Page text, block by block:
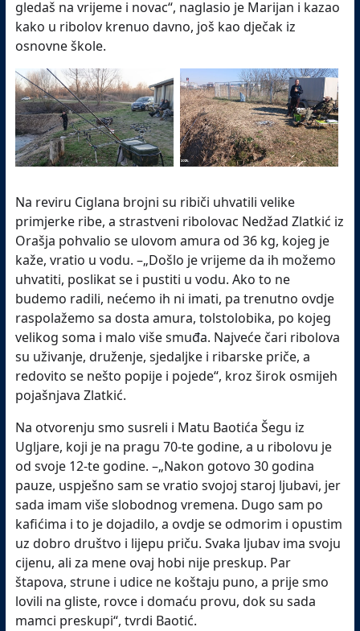
gledaš na vrijeme i novac“, naglasio je Marijan i kazao
kako u ribolov krenuo davno, još kao dječak iz
osnovne škole.
Na reviru Ciglana brojni su ribiči uhvatili velike
primjerke ribe, a strastveni ribolovac Nedžad Zlatkić iz
Orašja pohvalio se ulovom amura od 36 kg, kojeg je
kaže, vratio u vodu. –„Došlo je vrijeme da ih možemo
uhvatiti, poslikat se i pustiti u vodu. Ako to ne
budemo radili, nećemo ih ni imati, pa trenutno ovdje
raspolažemo sa dosta amura, tolstolobika, po kojeg
velikog soma i malo više smuđa. Najveće čari ribolova
su uživanje, druženje, sjedaljke i ribarske priče, a
redovito se nešto popije i pojede“, kroz širok osmijeh
pojašnjava Zlatkić.
Na otvorenju smo susreli i Matu Baotića Šegu iz
Ugljare, koji je na pragu 70-te godine, a u ribolovu je
od svoje 12-te godine. –„Nakon gotovo 30 godina
pauze, uspješno sam se vratio svojoj staroj ljubavi, jer
sada imam više slobodnog vremena. Dugo sam po
kafićima i to je dojadilo, a ovdje se odmorim i opustim
uz dobro društvo i lijepu priču. Svaka ljubav ima svoju
cijenu, ali za mene ovaj hobi nije preskup. Par
štapova, strune i udice ne koštaju puno, a prije smo
lovili na gliste, rovce i domaću provu, dok su sada
mamci preskupi“, tvrdi Baotić.